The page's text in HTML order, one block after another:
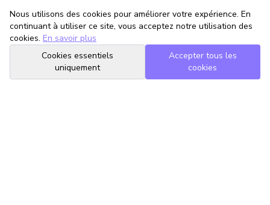
Nous utilisons des cookies pour améliorer votre expérience. En
continuant à utiliser ce site, vous acceptez notre utilisation des
cookies. En savoir plus
Cookies essentiels
uniquement
Accepter tous les
cookies